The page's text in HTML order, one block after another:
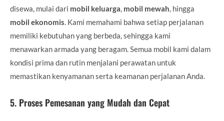
disewa, mulai dari mobil keluarga mobil mewah , hingga
mobil ekonomis . Kami memahami bahwa setiap perjalanan
memiliki kebutuhan yang berbeda, sehingga kami
menawarkan armada yang beragam. Semua mobil kami dalam
kondisi prima dan rutin menjalani perawatan untuk
memastikan kenyamanan serta keamanan perjalanan Anda.
5. Proses Pemesanan yang Mudah dan Cepat